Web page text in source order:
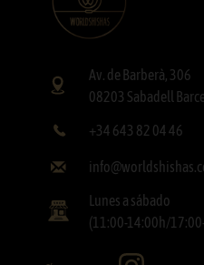
Av. de Barberà, 306
08203 Sabadell
+34 643 82 04 46
Lunes a sábado
(11:00-14:00h/